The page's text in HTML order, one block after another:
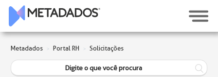
Metadados Portal RH Solicitações